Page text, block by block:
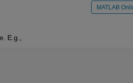
MATLAB
E.g.,